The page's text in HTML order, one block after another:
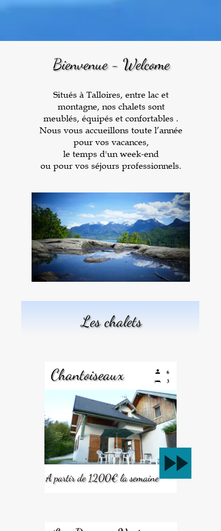
Bienvenue - Welcome
Les chalets
A partir de 1200€ la semaine fast_forward
Chantoiseaux
Situés à Talloires, entre lac et
montagne, nos chalets sont
meublés, équipés et confortables .
Nous vous accueillons toute l’année
pour vos vacances,
le temps d'un week-end
ou pour vos séjours professionnels.